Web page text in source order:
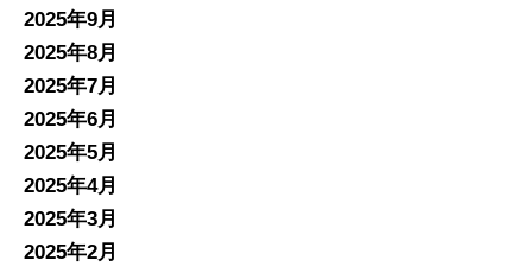
2025年9月
2025年8月
2025年7月
2025年6月
2025年5月
2025年4月
2025年3月
2025年2月